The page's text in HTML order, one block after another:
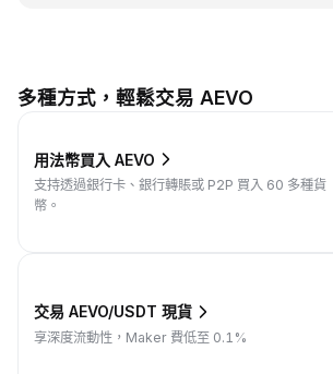
多種方式，輕鬆交易 AEVO
用法幣買入 AEVO
支持透過銀行卡、銀行轉賬或 P2P 買入 60 多種貨
幣。
交易 AEVO/USDT 現貨
享深度流動性，Maker 費低至 0.1%